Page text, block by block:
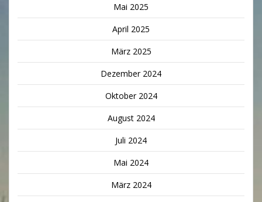
Mai 2025
April 2025
März 2025
Dezember 2024
Oktober 2024
August 2024
Juli 2024
Mai 2024
März 2024